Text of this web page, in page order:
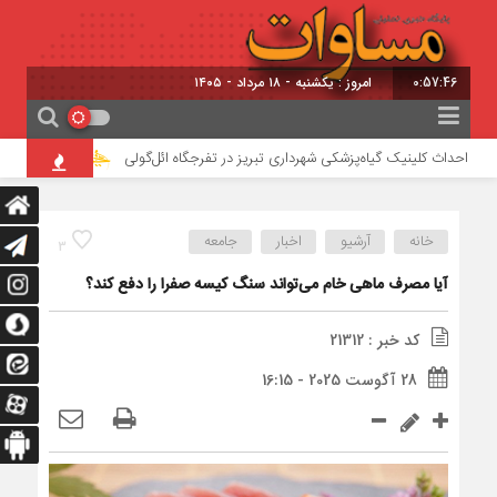
0:57:46 امروز : یکشنبه - ۱۸ مرداد - ۱۴۰۵
احداث کلینیک گیاه‌پزشکی شهرداری تبریز در تفرجگاه ائل‌گولی تأیید
3 خانه آرشیو اخبار جامعه
آیا مصرف ماهی خام می‌تواند سنگ کیسه صفرا را دفع کند؟
کد خبر : 21312
28 آگوست 2025 - 16:15